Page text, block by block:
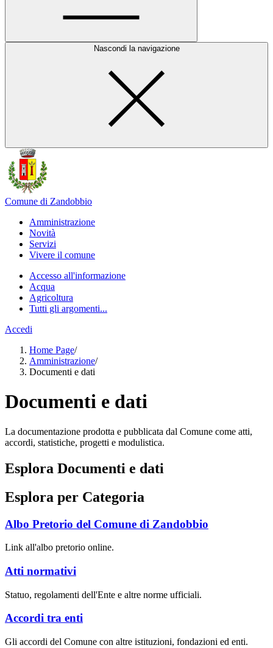
Nascondi la navigazione
Comune di Zandobbio
Amministrazione
Novità
Servizi
Vivere il comune
Accesso all'informazione
Acqua
Agricoltura
Tutti gli argomenti...
Accedi
Home Page/
Amministrazione/
Documenti e dati
Documenti e dati
La documentazione prodotta e pubblicata dal Comune come atti,
accordi, statistiche, progetti e modulistica.
Esplora Documenti e dati
Esplora per Categoria
Albo Pretorio del Comune di Zandobbio
Link all'albo pretorio online.
Atti normativi
Statuo, regolamenti dell'Ente e altre norme ufficiali.
Accordi tra enti
Gli accordi del Comune con altre istituzioni, fondazioni ed enti.